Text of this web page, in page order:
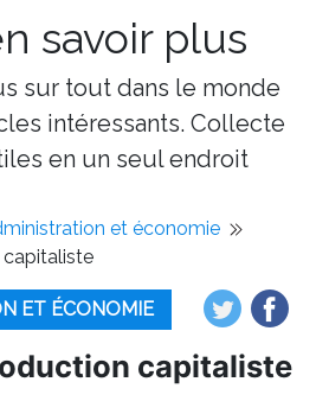
savoir plus
sur tout dans le monde
intéressants. Collecte
en un seul endroit
et économie
ET ÉCONOMIE
capitaliste